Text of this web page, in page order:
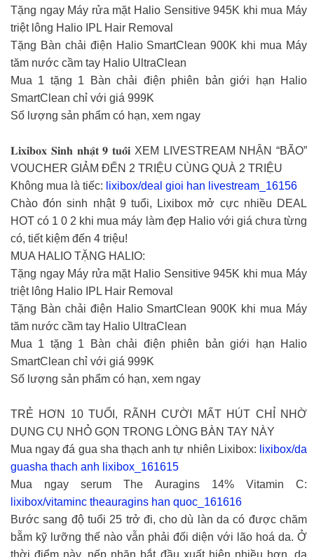
Tặng ngay Máy rửa mặt Halio Sensitive 945K khi mua Máy
triệt lông Halio IPL Hair Removal
Tặng Bàn chải điện Halio SmartClean 900K khi mua Máy
tăm nước cầm tay Halio UltraClean
Mua 1 tặng 1 Bàn chải điện phiên bản giới hạn Halio
SmartClean chỉ với giá 999K
Số lượng sản phẩm có hạn, xem ngay
𝐋𝐢𝐱𝐢𝐛𝐨𝐱 𝐒𝐢𝐧𝐡 𝐧𝐡𝐚̣̂𝐭 𝟗 𝐭𝐮𝐨̂̉𝐢 XEM LIVESTREAM NHẬN “BÃO”
VOUCHER GIẢM ĐẾN 2 TRIỆU CÙNG QUÀ 2 TRIỆU
Không mua là tiếc: lixibox/deal gioi han livestream_16156
Chào đón sinh nhật 9 tuổi, Lixibox mở cực nhiều DEAL
HOT có 1 0 2 khi mua máy làm đẹp Halio với giá chưa từng
có, tiết kiệm đến 4 triệu!
MUA HALIO TẶNG HALIO:
Tặng ngay Máy rửa mặt Halio Sensitive 945K khi mua Máy
triệt lông Halio IPL Hair Removal
Tặng Bàn chải điện Halio SmartClean 900K khi mua Máy
tăm nước cầm tay Halio UltraClean
Mua 1 tặng 1 Bàn chải điện phiên bản giới hạn Halio
SmartClean chỉ với giá 999K
Số lượng sản phẩm có hạn, xem ngay
TRẺ HƠN 10 TUỔI, RÃNH CƯỜI MẤT HÚT CHỈ NHỜ
DỤNG CỤ NHỎ GỌN TRONG LÒNG BÀN TAY NÀY
Mua ngay đá gua sha thạch anh tự nhiên Lixibox: lixibox/da
guasha thach anh lixibox_161615
Mua ngay serum The Auragins 14% Vitamin C:
lixibox/vitaminc theauragins han quoc_161616
Bước sang độ tuổi 25 trở đi, cho dù làn da có được chăm
bẵm kỹ lưỡng thế nào vẫn phải đối diện với lão hoá da. Ở